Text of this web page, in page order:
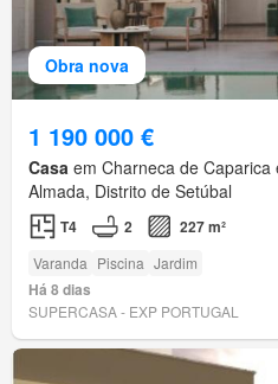
Obra nova
1 190 000 €
Casa em Charneca de
Almada, Distrito de Setúbal
T4 2 227 m²
Varanda Piscina Jardim
Há 8 dias
SUPERCASA - EXP PORTUGAL